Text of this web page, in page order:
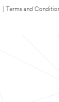
Terms and